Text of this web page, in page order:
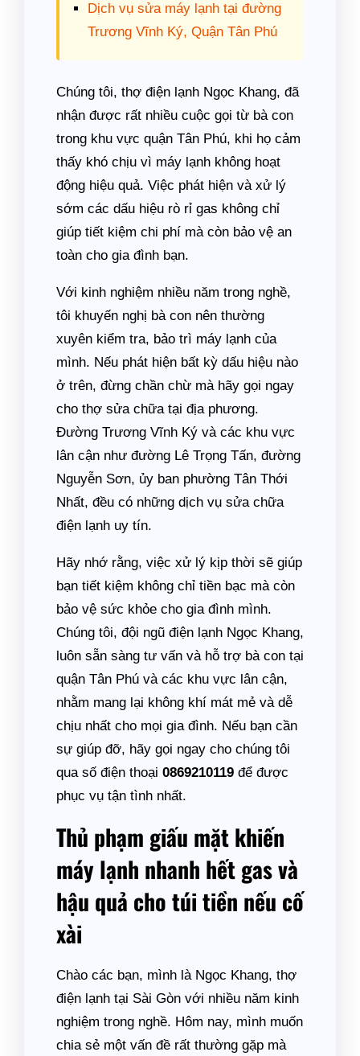
Dịch vụ sửa máy lạnh tại đường
Trương Vĩnh Ký, Quận Tân Phú
Chúng tôi, thợ điện lạnh Ngọc Khang, đã
nhận được rất nhiều cuộc gọi từ bà con
trong khu vực quận Tân Phú, khi họ cảm
thấy khó chịu vì máy lạnh không hoạt
động hiệu quả. Việc phát hiện và xử lý
sớm các dấu hiệu rò rỉ gas không chỉ
giúp tiết kiệm chi phí mà còn bảo vệ an
toàn cho gia đình bạn.
Với kinh nghiệm nhiều năm trong nghề,
tôi khuyến nghị bà con nên thường
xuyên kiểm tra, bảo trì máy lạnh của
mình. Nếu phát hiện bất kỳ dấu hiệu nào
ở trên, đừng chần chừ mà hãy gọi ngay
cho thợ sửa chữa tại địa phương.
Đường Trương Vĩnh Ký và các khu vực
lân cận như đường Lê Trọng Tấn, đường
Nguyễn Sơn, ủy ban phường Tân Thới
Nhất, đều có những dịch vụ sửa chữa
điện lạnh uy tín.
Hãy nhớ rằng, việc xử lý kịp thời sẽ giúp
bạn tiết kiệm không chỉ tiền bạc mà còn
bảo vệ sức khỏe cho gia đình mình.
Chúng tôi, đội ngũ điện lạnh Ngọc Khang,
luôn sẵn sàng tư vấn và hỗ trợ bà con tại
quận Tân Phú và các khu vực lân cận,
nhằm mang lại không khí mát mẻ và dễ
chịu nhất cho mọi gia đình. Nếu bạn cần
sự giúp đỡ, hãy gọi ngay cho chúng tôi
qua số điện thoại 0869210119 để được
phục vụ tận tình nhất.
Thủ phạm giấu mặt khiến
máy lạnh nhanh hết gas và
hậu quả cho túi tiền nếu cố
xài
Chào các bạn, mình là Ngọc Khang, thợ
điện lạnh tại Sài Gòn với nhiều năm kinh
nghiệm trong nghề. Hôm nay, mình muốn
chia sẻ một vấn đề rất thường gặp mà